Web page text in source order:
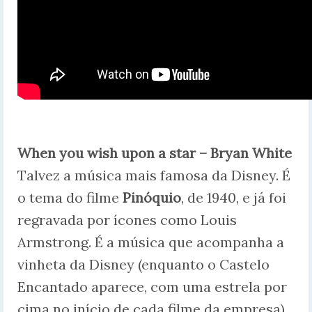
When you wish upon a star – Bryan White
Talvez a música mais famosa da Disney. É
o tema do filme Pinóquio, de 1940, e já foi
regravada por ícones como Louis
Armstrong. É a música que acompanha a
vinheta da Disney (enquanto o Castelo
Encantado aparece, com uma estrela por